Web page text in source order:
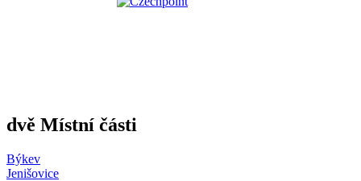
dvě Místní části
Býkev
Jenišovice